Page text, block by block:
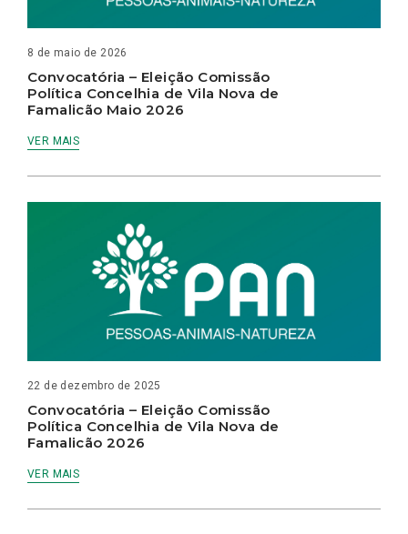
8 de maio de 2026
Convocatória – Eleição Comissão
Política Concelhia de Vila Nova de
Famalicão Maio 2026
VER MAIS
22 de dezembro de 2025
Convocatória – Eleição Comissão
Política Concelhia de Vila Nova de
Famalicão 2026
VER MAIS